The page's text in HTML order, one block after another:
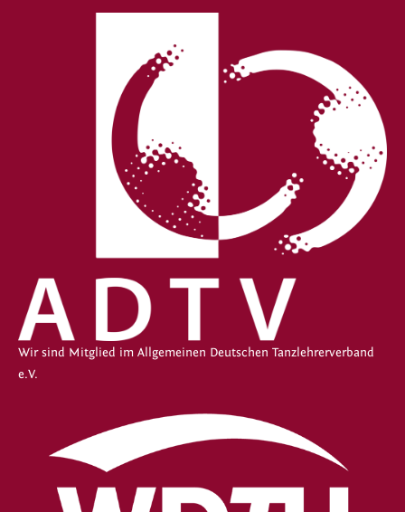
Wir sind Mitglied im Allgemeinen Deutschen Tanzlehrerverband
e.V.